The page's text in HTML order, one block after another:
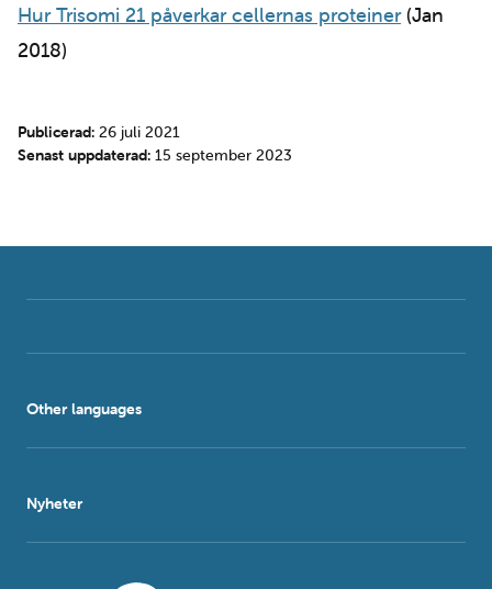
Hur Trisomi 21 påverkar cellernas proteiner(Jan
2018)
Publicerad: 26 juli 2021
Senast uppdaterad: 15 september 2023
Other languages
Nyheter